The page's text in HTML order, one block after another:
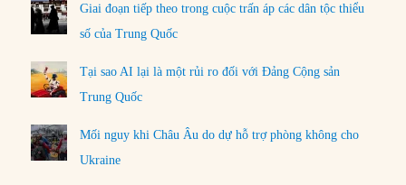
Giai đoạn tiếp theo trong cuộc trấn áp các dân tộc thiểu
số của Trung Quốc
Tại sao AI lại là một rủi ro đối với Đảng Cộng sản
Trung Quốc
Mối nguy khi Châu Âu do dự hỗ trợ phòng không cho
Ukraine